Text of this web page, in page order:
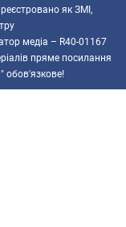
як ЗМІ,
медіа – R40-01167
пряме посилання
обов'язкове!